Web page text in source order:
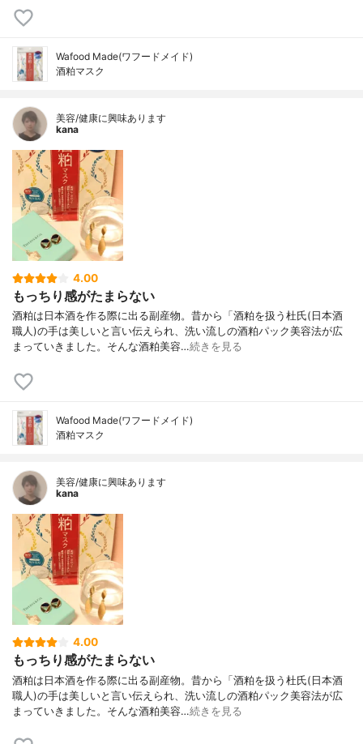
Wafood Made(ワフードメイド)
酒粕マスク
美容/健康に興味あります
kana
4.00
もっちり感がたまらない
酒粕は日本酒を作る際に出る副産物。昔から「酒粕を扱う杜氏(日本酒
職人)の手は美しいと言い伝えられ、洗い流しの酒粕パック美容法が広
まっていきました。そんな酒粕美容…続きを見る
Wafood Made(ワフードメイド)
酒粕マスク
美容/健康に興味あります
kana
4.00
もっちり感がたまらない
酒粕は日本酒を作る際に出る副産物。昔から「酒粕を扱う杜氏(日本酒
職人)の手は美しいと言い伝えられ、洗い流しの酒粕パック美容法が広
まっていきました。そんな酒粕美容…続きを見る